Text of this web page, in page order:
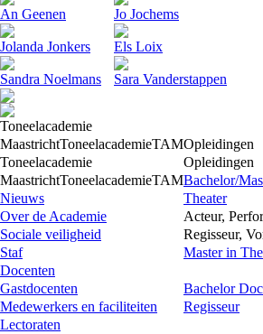
An Geenen Jo Jochems
Jolanda Jonkers Els Loix
Sandra Noelmans Sara Vanderstappen
Toneelacademie
MaastrichtToneelacademieTAM
Toneelacademie
MaastrichtToneelacademieTAM
Nieuws
Over de Academie
Sociale veiligheid
Staf
Docenten
Gastdocenten
Medewerkers en faciliteiten
Lectoraten
Opleidingen
Opleidingen
Bachelor/
Theater
Acteur,
Regisseur,
Master in
Bachelor
Regisseur